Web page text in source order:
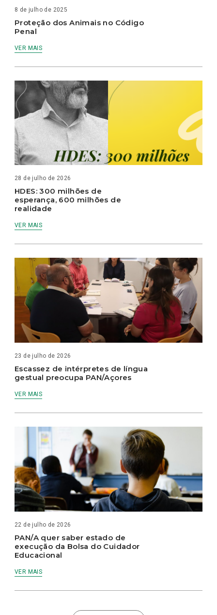
8 de julho de 2025
Proteção dos Animais no Código
Penal
VER MAIS
28 de julho de 2026
HDES: 300 milhões de
esperança, 600 milhões de
realidade
VER MAIS
23 de julho de 2026
Escassez de intérpretes de língua
gestual preocupa PAN/Açores
VER MAIS
22 de julho de 2026
PAN/A quer saber estado de
execução da Bolsa do Cuidador
Educacional
VER MAIS